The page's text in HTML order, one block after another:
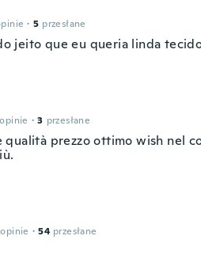
· 5 przesłane
jeito que eu queria linda
opinie · 3 przesłane
qualità prezzo ottimo wish nel
opinie · 54 przesłane